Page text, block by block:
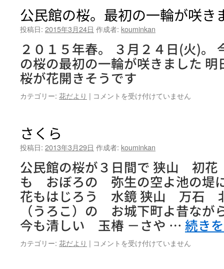
桜、
満
で
す
♪
は
公民館の桜。最初の一輪が咲き
投稿日: 2015年3月24日 作成者: kouminkan
２０１５年春。 ３月２４日(火)。
の桜の最初の一輪が咲きました
桜が花開きそうです
カテゴリー: 花だより | 公
最
の
一
輪
が
咲
き
ま
た。
コメントを受け付けていません
さくら
投稿日: 2013年3月29日 作成者: kouminkan
公民館の桜が３日間で 狭山 初
も おぼろの 弥生の空よ池の
花もはじろう 水鏡 狭山 万石
（うろこ）の お城下町よ昔な
今も清しい 玉椿 －さや … 続き
カテゴリー: 花だより | さ
コメントを受け付けていません